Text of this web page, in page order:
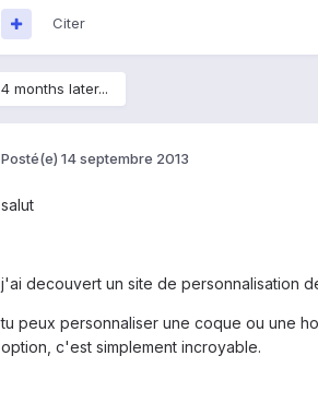
Citer
4 months later...
Posté(e) 14 septembre 2013
salut
j'ai decouvert un site de personnalisation
tu peux personnaliser une coque ou une
option, c'est simplement incroyable.